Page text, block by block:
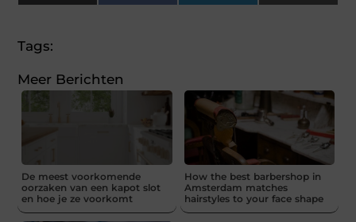
(Twitter)
Tags:
Meer Berichten
De meest voorkomende
oorzaken van een kapot slot
en hoe je ze voorkomt
How the best barbershop in
Amsterdam matches
hairstyles to your face shape